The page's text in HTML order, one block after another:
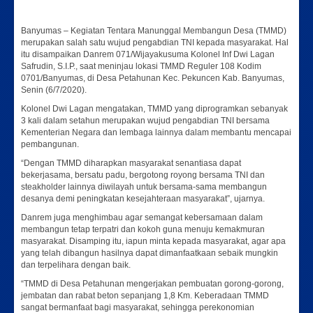
Banyumas – Kegiatan Tentara Manunggal Membangun Desa (TMMD)
merupakan salah satu wujud pengabdian TNI kepada masyarakat. Hal
itu disampaikan Danrem 071/Wijayakusuma Kolonel Inf Dwi Lagan
Safrudin, S.I.P., saat meninjau lokasi TMMD Reguler 108 Kodim
0701/Banyumas, di Desa Petahunan Kec. Pekuncen Kab. Banyumas,
Senin (6/7/2020).
Kolonel Dwi Lagan mengatakan, TMMD yang diprogramkan sebanyak
3 kali dalam setahun merupakan wujud pengabdian TNI bersama
Kementerian Negara dan lembaga lainnya dalam membantu mencapai
pembangunan.
“Dengan TMMD diharapkan masyarakat senantiasa dapat
bekerjasama, bersatu padu, bergotong royong bersama TNI dan
steakholder lainnya diwilayah untuk bersama-sama membangun
desanya demi peningkatan kesejahteraan masyarakat”, ujarnya.
Danrem juga menghimbau agar semangat kebersamaan dalam
membangun tetap terpatri dan kokoh guna menuju kemakmuran
masyarakat. Disamping itu, iapun minta kepada masyarakat, agar apa
yang telah dibangun hasilnya dapat dimanfaatkaan sebaik mungkin
dan terpelihara dengan baik.
“TMMD di Desa Petahunan mengerjakan pembuatan gorong-gorong,
jembatan dan rabat beton sepanjang 1,8 Km. Keberadaan TMMD
sangat bermanfaat bagi masyarakat, sehingga perekonomian